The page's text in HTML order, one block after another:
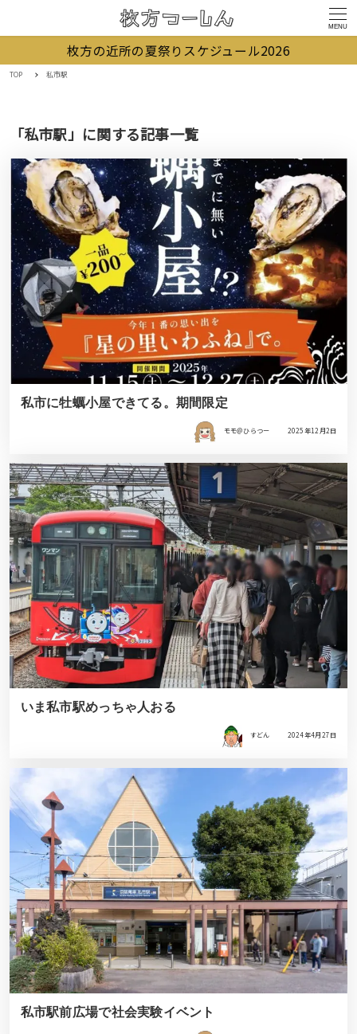
MENU
枚方の近所の夏祭りスケジュール2026
TOP 私市駅
「私市駅」に関する記事一覧
私市に牡蠣小屋できてる。期間限定
モモ＠ひらつー 2025年12月2日
いま私市駅めっちゃ人おる
すどん 2024年4月27日
私市駅前広場で社会実験イベント